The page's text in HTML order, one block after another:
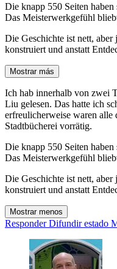
Die knapp 550 Seiten haben
Das Meisterwerkgefühl
Die Geschichte ist nett,
konstruiert und anstatt
Mostrar más
Ich hab innerhalb von zwei
Liu gelesen. Das hatte ich
erfreulicherweise waren
Stadtbücherei vorrätig.
Die knapp 550 Seiten haben
Das Meisterwerkgefühl
Die Geschichte ist nett,
konstruiert und anstatt
Mostrar menos
Responder Difundir estado